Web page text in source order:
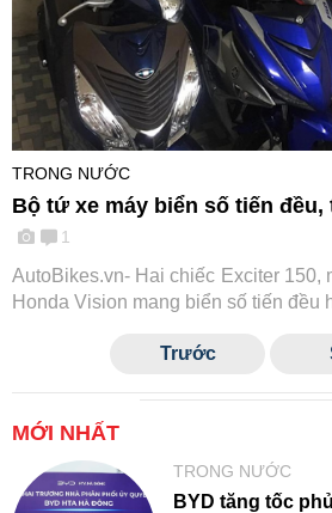
TRONG NƯỚC
Bộ tứ xe máy biển số tiến
1
AutoBikes.vn- Hai chiếc Exciter 150,
Honda Vision mang biển số tiến đều
Trước
MỚI NHẤT
TRONG NƯỚC
BYD tăng tốc